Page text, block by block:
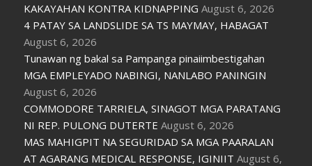
KAKAYAHAN KONTRA KIDNAPPING August 6, 2026
4 PATAY SA LANDSLIDE SA TS MAYMAY, HABAGAT
August 6, 2026
Tunawan ng bakal sa Pampanga pinaiimbestigahan
MGA EMPLEYADO NABINGI, NANLABO PANINGIN
August 6, 2026
COMMODORE TARRIELA, SINAGOT MGA PARATANG
NI REP. PULONG DUTERTE August 6, 2026
MAS MAHIGPIT NA SEGURIDAD SA MGA PAARALAN
AT AGARANG MEDICAL RESPONSE, IGINIIT August 6,